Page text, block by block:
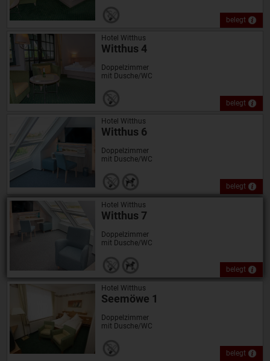
belegt
belegt
Hotel Witthus
Witthus 4
Doppelzimmer
mit Dusche/WC
belegt
Hotel Witthus
Witthus 6
Doppelzimmer
mit Dusche/WC
belegt
Hotel Witthus
Witthus 7
Doppelzimmer
mit Dusche/WC
belegt
Hotel Witthus
Seemöwe 1
Doppelzimmer
mit Dusche/WC